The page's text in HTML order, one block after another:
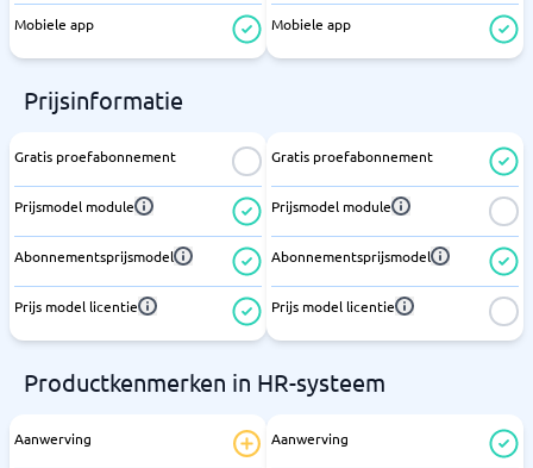
Mobiele app Mobiele app
Prijsinformatie
Gratis proefabonnement
Prijsmodel module
Abonnementsprijsmodel
Prijs model licentie
Gratis proefabonnement
Prijsmodel module
Abonnementsprijsmodel
Prijs model licentie
Productkenmerken in HR-systeem
Aanwerving Aanwerving